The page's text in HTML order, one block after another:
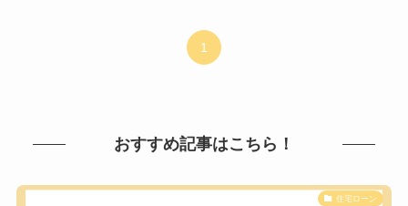
1
おすすめ記事はこちら！
住宅ローン